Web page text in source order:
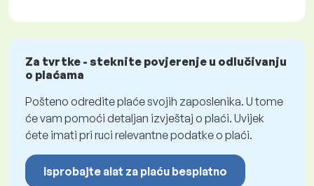
Za tvrtke - steknite povjerenje u odlučivanju
o plaćama
Pošteno odredite plaće svojih zaposlenika. U tome
će vam pomoći detaljan izvještaj o plaći. Uvijek
ćete imati pri ruci relevantne podatke o plaći.
Isprobajte alat za plaću besplatno